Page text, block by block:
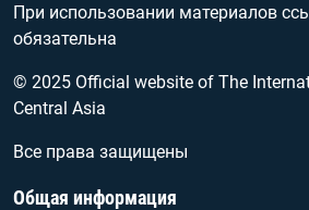
При использовании материалов
обязательна
© 2025 Official website of The
Central Asia
Все права защищены
Общая информация